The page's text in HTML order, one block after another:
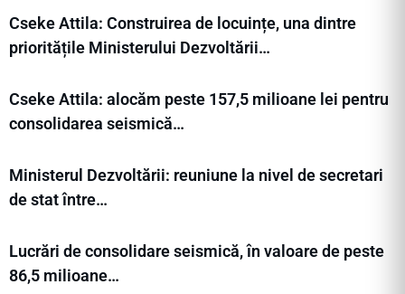
Cseke Attila: Construirea de locuințe, una dintre
prioritățile Ministerului Dezvoltării…
Cseke Attila: alocăm peste 157,5 milioane lei pentru
consolidarea seismică…
Ministerul Dezvoltării: reuniune la nivel de secretari
de stat între…
Lucrări de consolidare seismică, în valoare de peste
86,5 milioane…